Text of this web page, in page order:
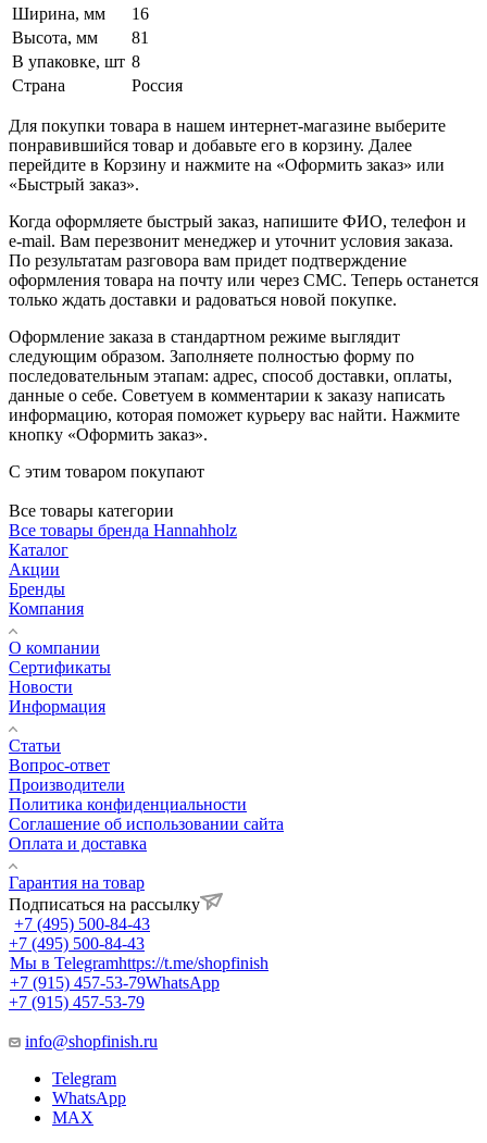
Ширина, мм
16
Высота, мм
81
В упаковке, шт 8
Страна
Россия
Для покупки товара в нашем интернет-магазине выберите
понравившийся товар и добавьте его в корзину. Далее
перейдите в Корзину и нажмите на «Оформить заказ» или
«Быстрый заказ».
Когда оформляете быстрый заказ, напишите ФИО, телефон и
e-mail. Вам перезвонит менеджер и уточнит условия заказа.
По результатам разговора вам придет подтверждение
оформления товара на почту или через СМС. Теперь останется
только ждать доставки и радоваться новой покупке.
Оформление заказа в стандартном режиме выглядит
следующим образом. Заполняете полностью форму по
последовательным этапам: адрес, способ доставки, оплаты,
данные о себе. Советуем в комментарии к заказу написать
информацию, которая поможет курьеру вас найти. Нажмите
кнопку «Оформить заказ».
С этим товаром покупают
Все товары категории
Все товары бренда Hannahholz
Каталог
Акции
Бренды
Компания
О компании
Сертификаты
Новости
Информация
Статьи
Вопрос-ответ
Производители
Политика конфиденциальности
Соглашение об использовании сайта
Оплата и доставка
Гарантия на товар
Подписаться на рассылку
+7 (495) 500-84-43
+7 (495) 500-84-43
Мы в Telegramhttps://t.me/shopfinish
+7 (915) 457-53-79WhatsApp
+7 (915) 457-53-79
info@shopfinish.ru
Telegram
WhatsApp
MAX